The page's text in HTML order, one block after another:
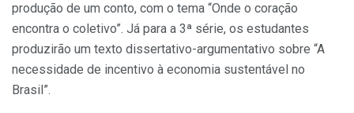
produção de um conto, com o tema “Onde o coração
encontra o coletivo”. Já para a 3ª série, os estudantes
produzirão um texto dissertativo-argumentativo sobre “A
necessidade de incentivo à economia sustentável no
Brasil”.